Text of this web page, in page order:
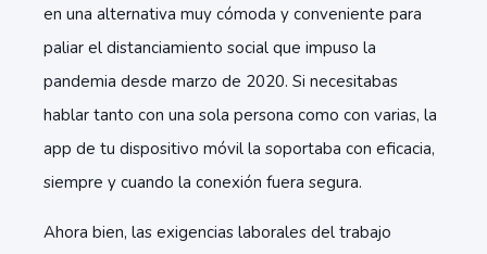
en una alternativa muy cómoda y conveniente para
paliar el distanciamiento social que impuso la
pandemia desde marzo de 2020. Si necesitabas
hablar tanto con una sola persona como con varias, la
app de tu dispositivo móvil la soportaba con eficacia,
siempre y cuando la conexión fuera segura.
Ahora bien, las exigencias laborales del trabajo